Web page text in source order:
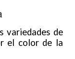
variedades de
el color de la